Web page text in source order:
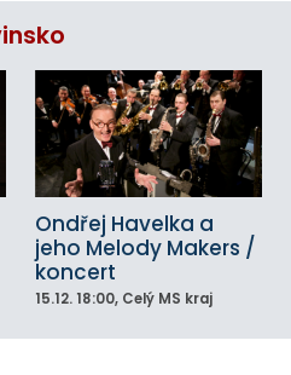
Ondřej Havelka a
jeho Melody Makers /
koncert
15.12. 18:00, Celý MS kraj